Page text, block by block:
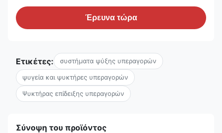
Έρευνα τώρα
Ετικέτες: συστήματα ψύξης υπεραγορών
ψυγεία και ψυκτήρες υπεραγορών
Ψυκτήρας επίδειξης υπεραγορών
Σύνοψη του προϊόντος